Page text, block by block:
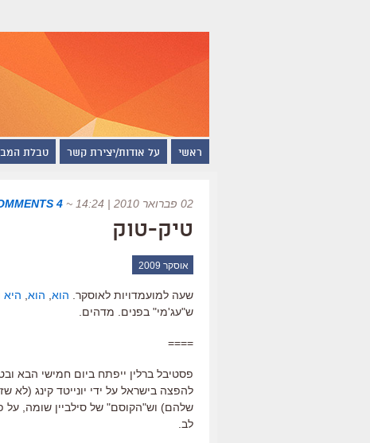
ראשי על אודות/יצירת קשר טבלת
02 פברואר 2010 | 14:24 ~
4 COMMENTS
טיק-טוק
אוסקר 2009
שעה למועמדויות לאוסקר. הוא הוא היא
ש"עג'מי" בפנים. מדהים.
====
פסטיבל ברלין ייפתח ביום חמישי הבא
להפצה בישראל על ידי יונייטד קינג (לא
שלהם) וש"הקוסם" של סילביין שומה, על
לב.